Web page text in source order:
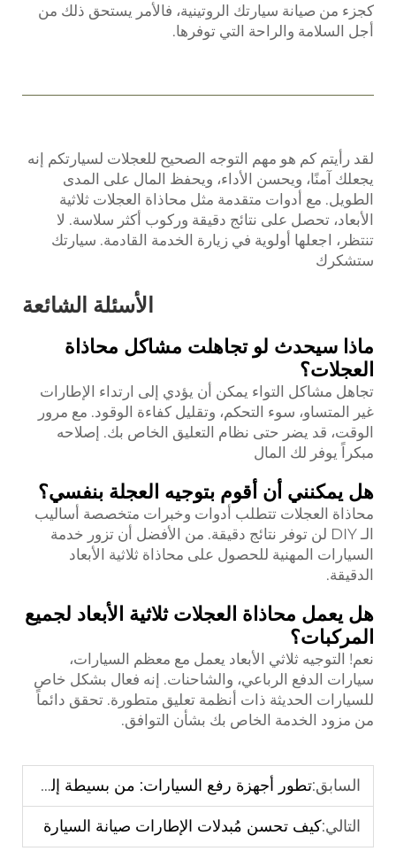
كجزء من صيانة سيارتك الروتينية، فالأمر يستحق ذلك من
أجل السلامة والراحة التي توفرها.
لقد رأيتم كم هو مهم التوجه الصحيح للعجلات لسيارتكم إنه
يجعلك آمنًا، ويحسن الأداء، ويحفظ المال على المدى
الطويل. مع أدوات متقدمة مثل محاذاة العجلات ثلاثية
الأبعاد، تحصل على نتائج دقيقة وركوب أكثر سلاسة. لا
تنتظر، اجعلها أولوية في زيارة الخدمة القادمة. سيارتك
ستشكرك
الأسئلة الشائعة
ماذا سيحدث لو تجاهلت مشاكل محاذاة
العجلات؟
تجاهل مشاكل التواء يمكن أن يؤدي إلى ارتداء الإطارات
غير المتساو، سوء التحكم، وتقليل كفاءة الوقود. مع مرور
الوقت، قد يضر حتى نظام التعليق الخاص بك. إصلاحه
مبكراً يوفر لك المال
هل يمكنني أن أقوم بتوجيه العجلة بنفسي؟
محاذاة العجلات تتطلب أدوات وخبرات متخصصة أساليب
الـ DIY لن توفر نتائج دقيقة. من الأفضل أن تزور خدمة
السيارات المهنية للحصول على محاذاة ثلاثية الأبعاد
الدقيقة.
هل يعمل محاذاة العجلات ثلاثية الأبعاد لجميع
المركبات؟
نعم! التوجيه ثلاثي الأبعاد يعمل مع معظم السيارات،
سيارات الدفع الرباعي، والشاحنات. إنه فعال بشكل خاص
للسيارات الحديثة ذات أنظمة تعليق متطورة. تحقق دائماً
من مزود الخدمة الخاص بك بشأن التوافق.
السابق:تطور أجهزة رفع السيارات: من بسيطة إلى متطورة
التالي:كيف تحسن مُبدلات الإطارات صيانة السيارة